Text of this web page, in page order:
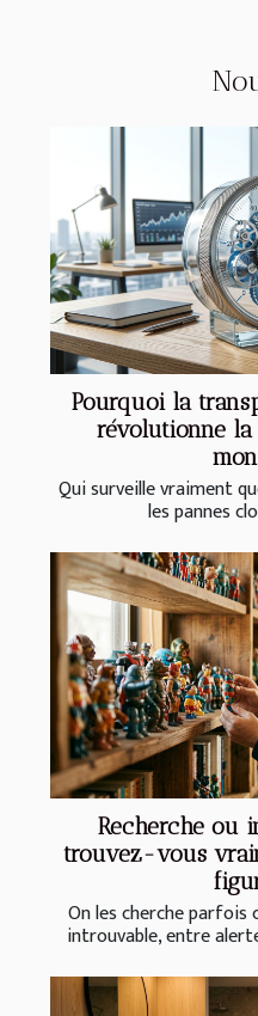
Pourquoi la
révolutionne la
Qui surveille vraiment
les pannes
Recherche ou
trouvez-vous
On les cherche parfois
introuvable, entre